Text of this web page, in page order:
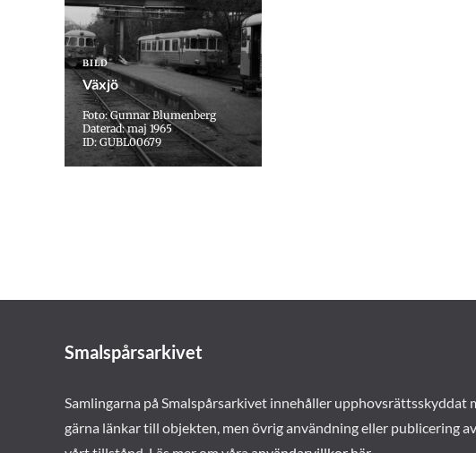
BILD
Växjö
Foto: Gunnar Blumenberg
Daterad: maj 1965
ID: GUBL00679
Smalspårsarkivet
Samlingarna på Smalspårsarkivet innehåller upphovsrättsskyddat
gärna länkar till objekten, men övrig användning eller publicering